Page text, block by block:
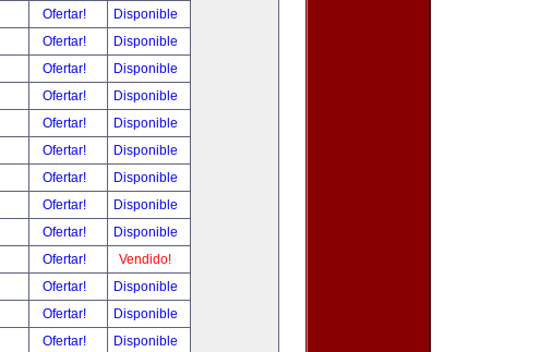
Ofertar!
Disponible
Ofertar!
Disponible
Ofertar!
Disponible
Ofertar!
Disponible
Ofertar!
Disponible
Ofertar!
Disponible
Ofertar!
Disponible
Ofertar!
Disponible
Ofertar!
Disponible
Ofertar!
Vendido!
Ofertar!
Disponible
Ofertar!
Disponible
Ofertar!
Disponible